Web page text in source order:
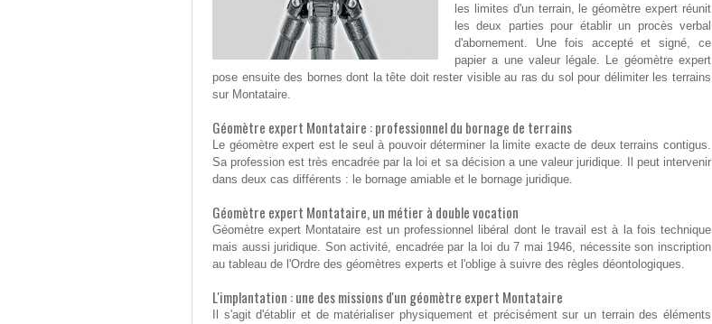
les limites d'un terrain, le géomètre expert réunit
les deux parties pour établir un procès verbal
d'abornement. Une fois accepté et signé, ce
papier a une valeur légale. Le géomètre expert
pose ensuite des bornes dont la tête doit rester visible au ras du sol pour délimiter les terrains
sur Montataire.
Géomètre expert Montataire : professionnel du bornage de terrains
Le géomètre expert est le seul à pouvoir déterminer la limite exacte de deux terrains contigus.
Sa profession est très encadrée par la loi et sa décision a une valeur juridique. Il peut intervenir
dans deux cas différents : le bornage amiable et le bornage juridique.
Géomètre expert Montataire, un métier à double vocation
Géomètre expert Montataire est un professionnel libéral dont le travail est à la fois technique
mais aussi juridique. Son activité, encadrée par la loi du 7 mai 1946, nécessite son inscription
au tableau de l'Ordre des géomètres experts et l'oblige à suivre des règles déontologiques.
L'implantation : une des missions d'un géomètre expert Montataire
Il s'agit d'établir et de matérialiser physiquement et précisément sur un terrain des éléments